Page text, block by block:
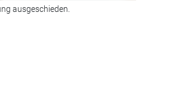
ausgeschieden.